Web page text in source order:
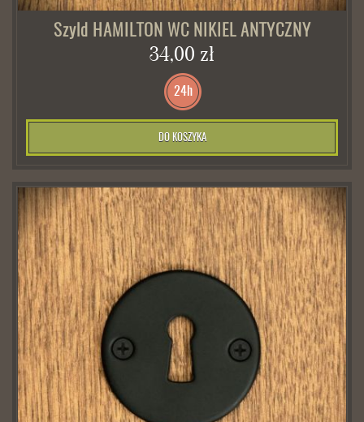
Szyld HAMILTON WC NIKIEL ANTYCZNY
34,00 zł
24h
DO KOSZYKA